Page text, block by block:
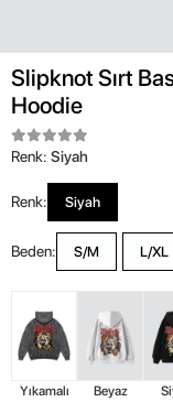
Slipknot Sırt
Hoodie
Renk: Siyah
Renk: Siyah
Beden: S/M L/XL
Yıkamalı
Beyaz